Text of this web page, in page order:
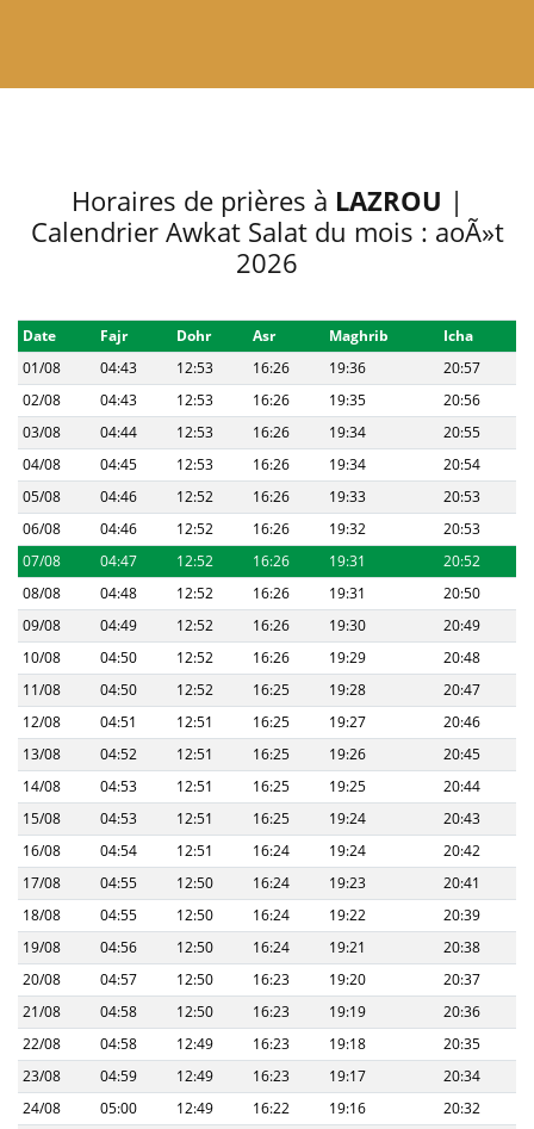
Horaires de prières à LAZROU |
Calendrier Awkat Salat du mois : aoÃ»t
2026
Date Fajr Dohr Asr Maghrib
Icha
01/08
04:43 12:53 16:26 19:36
20:57
02/08
04:43 12:53 16:26 19:35
20:56
03/08
04:44 12:53 16:26 19:34
20:55
04/08
04:45 12:53 16:26 19:34
20:54
05/08
04:46 12:52 16:26 19:33
20:53
06/08
04:46 12:52 16:26 19:32
20:53
07/08
04:47 12:52 16:26 19:31
20:52
08/08
04:48 12:52 16:26 19:31
20:50
09/08
04:49 12:52 16:26 19:30
20:49
10/08
04:50 12:52 16:26 19:29
20:48
11/08
04:50 12:52 16:25 19:28
20:47
12/08
04:51 12:51 16:25 19:27
20:46
13/08
04:52 12:51 16:25 19:26
20:45
14/08
04:53 12:51 16:25 19:25
20:44
15/08
04:53 12:51 16:25 19:24
20:43
16/08
04:54 12:51 16:24 19:24
20:42
17/08
04:55 12:50 16:24 19:23
20:41
18/08
04:55 12:50 16:24 19:22
20:39
19/08
04:56 12:50 16:24 19:21
20:38
20/08
04:57 12:50 16:23 19:20
20:37
21/08
04:58 12:50 16:23 19:19
20:36
22/08
04:58 12:49 16:23 19:18
20:35
23/08
04:59 12:49 16:23 19:17
20:34
24/08
05:00 12:49 16:22 19:16
20:32